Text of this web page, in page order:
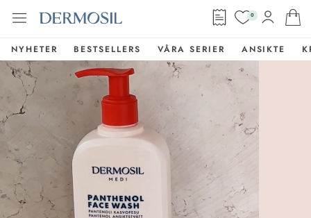
0
NYHETER BESTSELLERS VÅRA SERIER ANSIKTE